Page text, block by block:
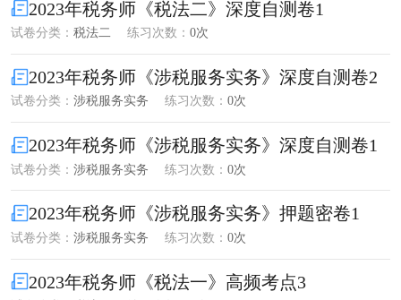
2023年税务师《税法二》深度自测卷1
试卷分类： 税法二 练习次数： 0次
2023年税务师《涉税服务实务》深度自测卷2
试卷分类： 涉税服务实务 练习次数： 0次
2023年税务师《涉税服务实务》深度自测卷1
试卷分类： 涉税服务实务 练习次数： 0次
2023年税务师《涉税服务实务》押题密卷1
试卷分类： 涉税服务实务 练习次数： 0次
2023年税务师《税法一》高频考点3